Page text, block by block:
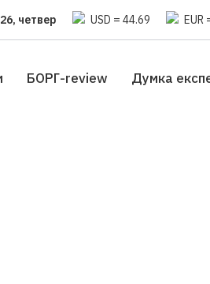
четвер USD = 44.69 EUR
БОРГ-review Думка